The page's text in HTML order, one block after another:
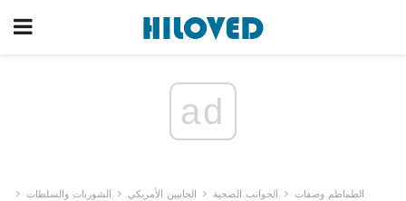
ad
الطماطم وصفات الجوانب الصحية الجانبين الأمريكي
الشوربات والسلطات